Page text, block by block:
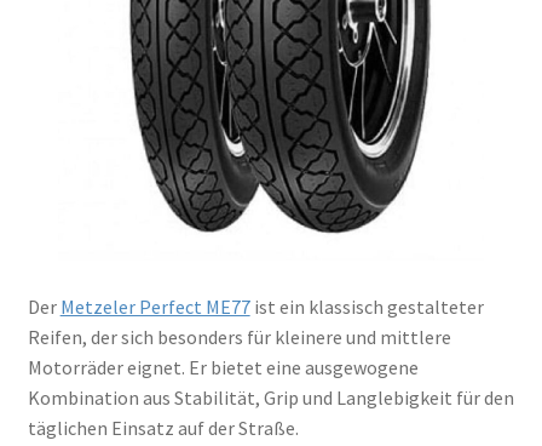
Der Metzeler Perfect ME77ist ein klassisch gestalteter
Reifen, der sich besonders für kleinere und mittlere
Motorräder eignet. Er bietet eine ausgewogene
Kombination aus Stabilität, Grip und Langlebigkeit für den
täglichen Einsatz auf der Straße.